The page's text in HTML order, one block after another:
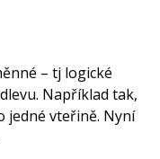
– tj logické
Například tak,
jedné vteřině. Nyní